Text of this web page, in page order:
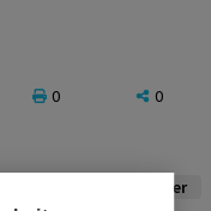
0 0
Vancouver